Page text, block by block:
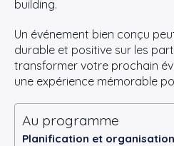
building.
Un événement bien conçu
durable et positive sur les
transformer votre prochain
une expérience mémorable
Au programme
Planification et organisation